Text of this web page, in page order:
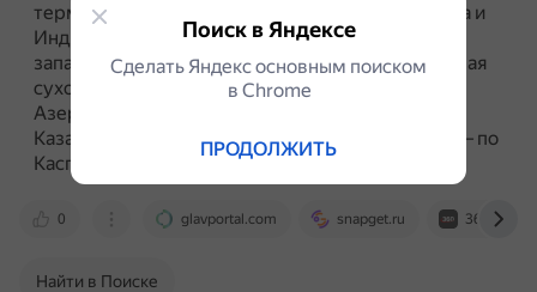
терминалами на побережье Персидского залива и
Индийского океана.Включает три маршрута:
западный, восточный и транскаспийский.Западная
сухопутная ветка проходит по территории
Азербайджана, восточная — по территории
Казахстана и Туркменистана, водный маршрут — по
Каспийскому морю.
0 glavportal.com snapget.ru 360.ru
Найти в Поиске
Поиск в Яндексе
Сделать Яндекс основным поиском
в Сhrome
ПРОДОЛЖИТЬ